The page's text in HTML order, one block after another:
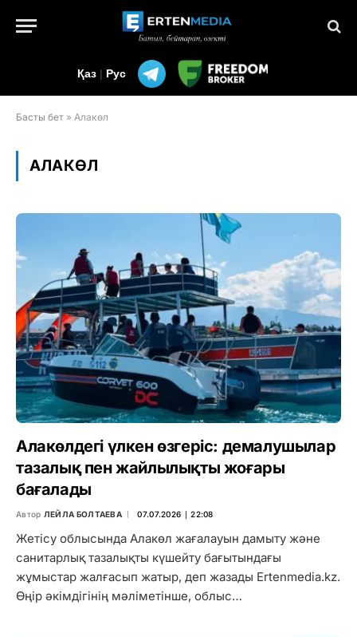
Қаз | Рус
Басты бет » Алакөл
АЛАКӨЛ
Алакөлдегі үлкен өзгеріс: демалушылар
тазалық пен жайлылықты жоғары
бағалады
Автор ЛЕЙЛА БОЛТАЕВА 07.07.2026 ∣ 22:08
Жетісу облысында Алакөл жағалауын дамыту және
санитарлық тазалықты күшейту бағытындағы
жұмыстар жалғасып жатыр, деп жазады Ertenmedia.kz.
Өңір әкімдігінің мәліметінше, облыс…